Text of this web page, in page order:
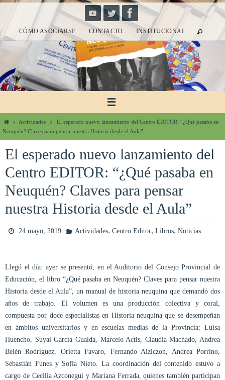
contenidoCÓMO ASOCIARSE CONTACTO INSTITUCIONAL
InicioActividades
El esperado nuevo lanzamiento del Centro EDITOR: “¿Qué pasaba en
Neuquén? Claves para pensar nuestra Historia desde el Aula”
El esperado nuevo lanzamiento del
Centro EDITOR: “¿Qué pasaba en
Neuquén? Claves para pensar
nuestra Historia desde el Aula”
24 mayo, 2019 Actividades, Centro Editor, Libros, Noticias
Llegó el día: ayer se presentó, en el Auditorio del Consejo Provincial de
Educación, el libro “¿Qué pasaba en Neuquén? Claves para pensar nuestra
Historia desde el Aula”, un manual de historia neuquina que demandó dos
años de trabajo. El volumen es una producción colectiva y coral,
compuesta por doce especialistas en Historia neuquina que se desempeñan
en ámbitos universitarios y en escuelas medias de la Provincia: Luisa
Huencho, Suyai García Gualda, Marcelo Actis, Claudia Machado, Andrea
Belén Rodríguez, Orietta Favaro, Fernando Aiziczon, Andrea Porrino,
Sebastián Funes y Sofía Nieto. La coordinación del contenido estuvo a
cargo de Cecilia Azconegui y Mariana Ferrada, quienes también participan